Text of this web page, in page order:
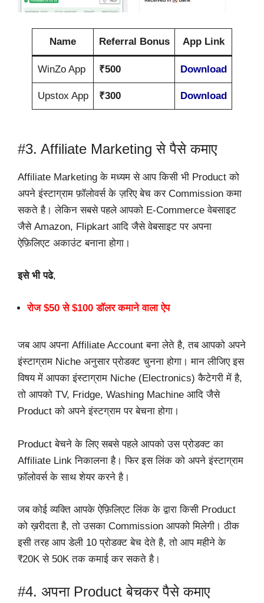
Name Referral Bonus App Link
WinZo App ₹500 Download
Upstox App ₹300 Download
#3. Affiliate Marketing से पैसे कमाए
Affiliate Marketing के मध्यम से आप किसी भी Product को
अपने इंस्टाग्राम फ़ॉलोवर्स के ज़रिए बेच कर Commission कमा
सकते है। लेकिन सबसे पहले आपको E-Commerce वेबसाइट
जैसे Amazon, Flipkart आदि जैसे वेबसाइट पर अपना
ऐफ़िलिएट अकाउंट बनाना होगा।
इसे भी पढे,
रोज $50 से $100 डॉलर कमाने वाला ऐप
जब आप अपना Affiliate Account बना लेते है, तब आपको अपने
इंस्टाग्राम Niche अनुसार प्रोडक्ट चुनना होगा। मान लीजिए इस
विषय में आपका इंस्टाग्राम Niche (Electronics) कैटेगरी में है,
तो आपको TV, Fridge, Washing Machine आदि जैसे
Product को अपने इंस्टग्राम पर बेचना होगा।
Product बेचने के लिए सबसे पहले आपको उस प्रोडक्ट का
Affiliate Link निकालना है। फिर इस लिंक को अपने इंस्टाग्राम
फ़ॉलोवर्स के साथ शेयर करने है।
जब कोई व्यक्ति आपके ऐफ़िलिएट लिंक के द्वारा किसी Product
को ख़रीदता है, तो उसका Commission आपको मिलेगी। ठीक
इसी तरह आप डेली 10 प्रोडक्ट बेच देते है, तो आप महीने के
₹20K से 50K तक कमाई कर सकते है।
#4. अपना Product बेचकर पैसे कमाए